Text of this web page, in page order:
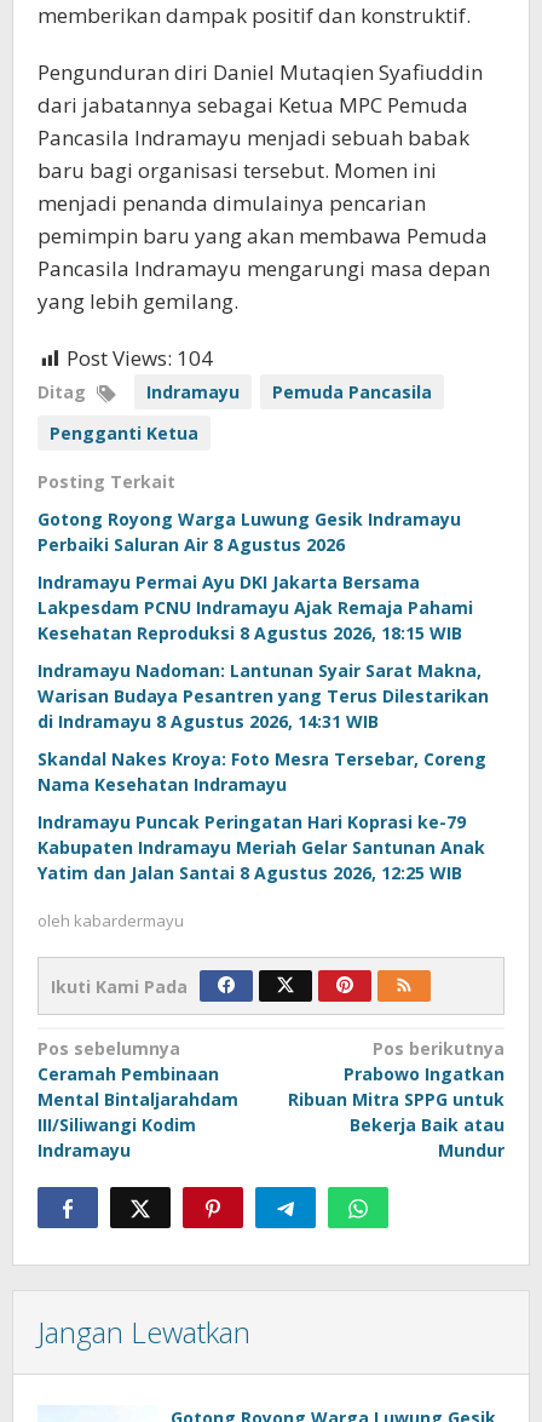
memberikan dampak positif dan konstruktif.
Pengunduran diri Daniel Mutaqien Syafiuddin
dari jabatannya sebagai Ketua MPC Pemuda
Pancasila Indramayu menjadi sebuah babak
baru bagi organisasi tersebut. Momen ini
menjadi penanda dimulainya pencarian
pemimpin baru yang akan membawa Pemuda
Pancasila Indramayu mengarungi masa depan
yang lebih gemilang.
Post Views: 104
Ditag Indramayu
Pemuda Pancasila
Pengganti Ketua
Posting Terkait
Gotong Royong Warga Luwung Gesik Indramayu
Perbaiki Saluran Air 8 Agustus 2026
Indramayu Permai Ayu DKI Jakarta Bersama
Lakpesdam PCNU Indramayu Ajak Remaja Pahami
Kesehatan Reproduksi 8 Agustus 2026, 18:15 WIB
Indramayu Nadoman: Lantunan Syair Sarat Makna,
Warisan Budaya Pesantren yang Terus Dilestarikan
di Indramayu 8 Agustus 2026, 14:31 WIB
Skandal Nakes Kroya: Foto Mesra Tersebar, Coreng
Nama Kesehatan Indramayu
Indramayu Puncak Peringatan Hari Koprasi ke-79
Kabupaten Indramayu Meriah Gelar Santunan Anak
Yatim dan Jalan Santai 8 Agustus 2026, 12:25 WIB
oleh kabardermayu
Ikuti Kami Pada
Navigasi
pos
Pos sebelumnya
Ceramah Pembinaan
Mental Bintaljarahdam
III/Siliwangi Kodim
Indramayu
Pos berikutnya
Prabowo Ingatkan
Ribuan Mitra SPPG untuk
Bekerja Baik atau
Mundur
Jangan Lewatkan